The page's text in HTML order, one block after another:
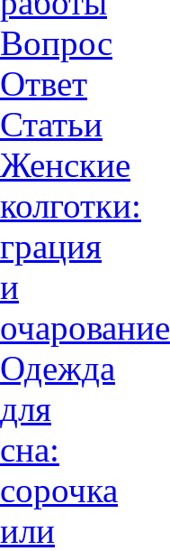
Вопрос
Ответ
Статьи
Женские
колготки:
грация
и
очарованиe
Одежда
для
сна:
сорочка
или